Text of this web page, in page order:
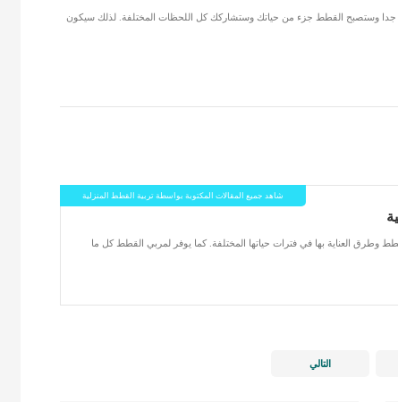
معها وقت طويل جدا وستصبح القطط جزء من حياتك وستشاركك كل اللحظات المختلفة. لذلك سيكون
العناية بها في فترات حياتها المختلفة. كما يوفر لمربي القطط كل ما
شاهد جميع المقالات المكتوبة بواسطة تربية القطط المنزلية
التالي